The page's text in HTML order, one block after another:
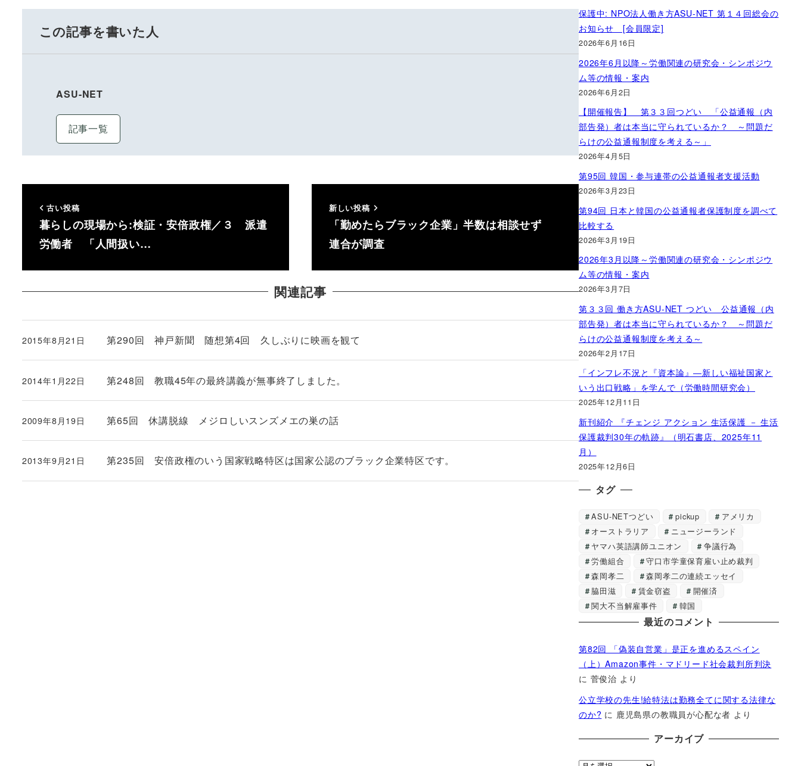
この記事を書いた人
ASU-NET
記事一覧
古い投稿
暮らしの現場から:検証・安倍政権／３ 派遣
労働者 「人間扱い…
新しい投稿
「勤めたらブラック企業」半数は相談せず
連合が調査
関連記事
第290回 神戸新聞 随想第4回 久しぶりに映画を観て
投稿日
2015年8月21日
第248回 教職45年の最終講義が無事終了しました。
投稿日
2014年1月22日
第65回 休講脱線 メジロしいスンズメエの巣の話
投稿日
2009年8月19日
第235回 安倍政権のいう国家戦略特区は国家公認のブラック企業特区です。
投稿日
2013年9月21日
保護中: NPO法人働き方ASU-NET 第１４回総会の
お知らせ [会員限定]
2026年6月16日
2026年6月以降～労働関連の研究会・シンポジウ
ム等の情報・案内
2026年6月2日
【開催報告】 第３３回つどい 「公益通報（内
部告発）者は本当に守られているか？ ～問題だ
らけの公益通報制度を考える～」
2026年4月5日
第95回 韓国・参与連帯の公益通報者支援活動
2026年3月23日
第94回 日本と韓国の公益通報者保護制度を調べて
比較する
2026年3月19日
2026年3月以降～労働関連の研究会・シンポジウ
ム等の情報・案内
2026年3月7日
第３３回 働き方ASU-NET つどい 公益通報（内
部告発）者は本当に守られているか？ ～問題だ
らけの公益通報制度を考える～
2026年2月17日
「インフレ不況と『資本論』―新しい福祉国家と
いう出口戦略」を学んで（労働時間研究会）
2025年12月11日
新刊紹介 『チェンジ アクション 生活保護 － 生活
保護裁判30年の軌跡』（明石書店、2025年11
月）
2025年12月6日
タグ
ASU-NETつどい pickup
アメリカ
オーストラリア
ニュージーランド
ヤマハ英語講師ユニオン
争議行為
労働組合
守口市学童保育雇い止め裁判
森岡孝二
森岡孝二の連続エッセイ
脇田滋
賃金窃盗
開催済
関大不当解雇事件
韓国
最近のコメント
第82回 「偽装自営業」是正を進めるスペイン
（上）Amazon事件・マドリード社会裁判所判決
に 菅俊治 より
公立学校の先生!給特法は勤務全てに関する法律な
のか? に 鹿児島県の教職員が心配な者 より
アーカイブ